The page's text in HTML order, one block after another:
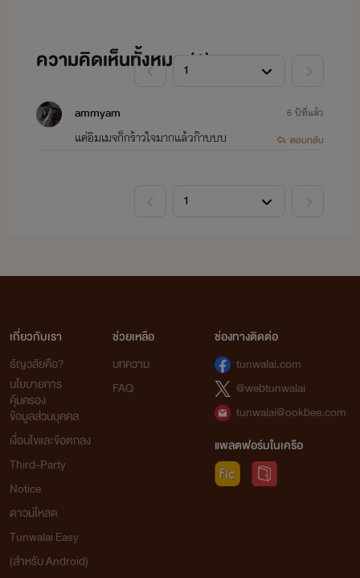
ความคิดเห็นทั้งหมด (1)
ammyam
แค่อิมเมจก็กร้าวใจมากแล้วก๊าบบบ
6 ปีที่แล้ว
ตอบกลับ
เกี่ยวกับเรา
ธัญวลัยคือ?
นโยบายการ
คุ้มครอง
ข้อมูลส่วนบุคคล
เงื่อนไขและข้อตกลง
Third-Party
Notice
ดาวน์โหลด
Tunwalai Easy
(สำหรับ Android)
ช่วยเหลือ
บทความ
FAQ
ช่องทางติดต่อ
tunwalai.com
@webtunwalai
tunwalai@ookbee.com
แพลตฟอร์มในเครือ